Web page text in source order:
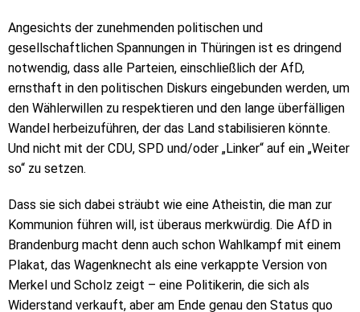
Angesichts der zunehmenden politischen und
gesellschaftlichen Spannungen in Thüringen ist es dringend
notwendig, dass alle Parteien, einschließlich der AfD,
ernsthaft in den politischen Diskurs eingebunden werden, um
den Wählerwillen zu respektieren und den lange überfälligen
Wandel herbeizuführen, der das Land stabilisieren könnte.
Und nicht mit der CDU, SPD und/oder „Linker“ auf ein „Weiter
so“ zu setzen.
Dass sie sich dabei sträubt wie eine Atheistin, die man zur
Kommunion führen will, ist überaus merkwürdig. Die AfD in
Brandenburg macht denn auch schon Wahlkampf mit einem
Plakat, das Wagenknecht als eine verkappte Version von
Merkel und Scholz zeigt – eine Politikerin, die sich als
Widerstand verkauft, aber am Ende genau den Status quo